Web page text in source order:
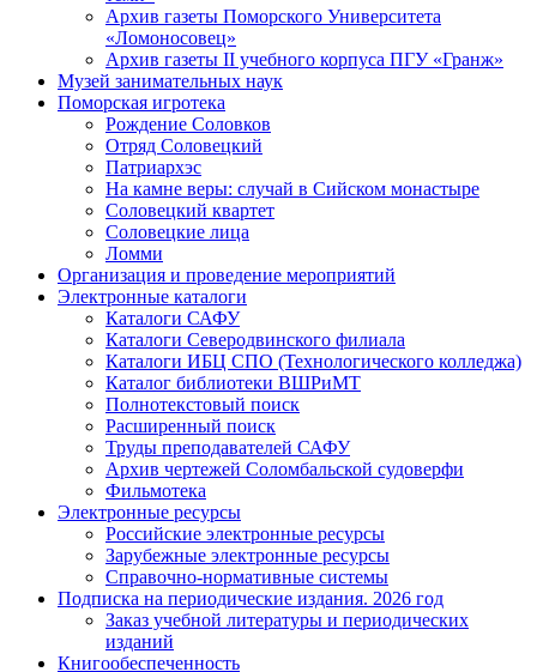
Архив газеты Поморского Университета
«Ломоносовец»
Архив газеты II учебного корпуса ПГУ «Гранж»
Музей занимательных наук
Поморская игротека
Рождение Соловков
Отряд Соловецкий
Патриархэс
На камне веры: случай в Сийском монастыре
Соловецкий квартет
Соловецкие лица
Ломми
Организация и проведение мероприятий
Электронные каталоги
Каталоги САФУ
Каталоги Северодвинского филиала
Каталоги ИБЦ СПО (Технологического колледжа)
Каталог библиотеки ВШРиМТ
Полнотекстовый поиск
Расширенный поиск
Труды преподавателей САФУ
Архив чертежей Соломбальской судоверфи
Фильмотека
Электронные ресурсы
Российские электронные ресурсы
Зарубежные электронные ресурсы
Справочно-нормативные системы
Подписка на периодические издания. 2026 год
Заказ учебной литературы и периодических
изданий
Книгообеспеченность